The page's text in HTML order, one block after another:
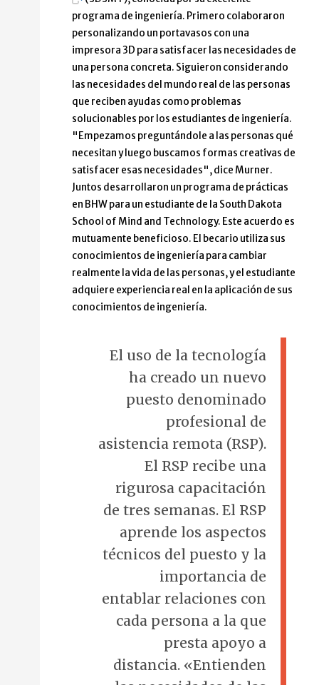
programa de ingeniería. Primero colaboraron
personalizando un portavasos con una
impresora 3D para satisfacer las necesidades de
una persona concreta. Siguieron considerando
las necesidades del mundo real de las personas
que reciben ayudas como problemas
solucionables por los estudiantes de ingeniería.
"Empezamos preguntándole a las personas qué
necesitan y luego buscamos formas creativas de
satisfacer esas necesidades", dice Murner.
Juntos desarrollaron un programa de prácticas
en BHW para un estudiante de la South Dakota
School of Mind and Technology. Este acuerdo es
mutuamente beneficioso. El becario utiliza sus
conocimientos de ingeniería para cambiar
realmente la vida de las personas, y el estudiante
adquiere experiencia real en la aplicación de sus
conocimientos de ingeniería.
El uso de la tecnología
ha creado un nuevo
puesto denominado
profesional de
asistencia remota (RSP).
El RSP recibe una
rigurosa capacitación
de tres semanas. El RSP
aprende los aspectos
técnicos del puesto y la
importancia de
entablar relaciones con
cada persona a la que
presta apoyo a
distancia. «Entienden